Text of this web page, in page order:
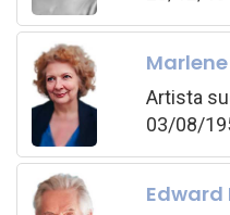
Artista
03/08/
Edward